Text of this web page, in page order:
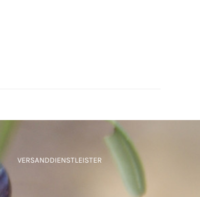
VERSANDDIENSTLEISTER